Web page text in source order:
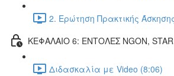
2. Ερώτηση Πρακτικής
ΚΕΦΑΛΑΙΟ 6: ΕΝΤΟΛΕΣ NGON,
Διδασκαλία με Video (8:06)